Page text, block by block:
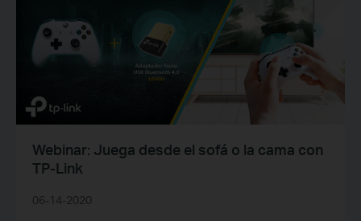
Webinar: Juega desde el sofá o la cama con
TP-Link
06-14-2020